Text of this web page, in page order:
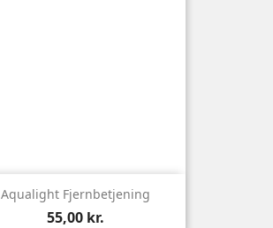
Aqualight Fjernbetjening
Pris
55,00 kr.